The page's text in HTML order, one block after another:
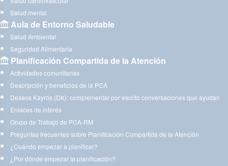
Salud mental
Aula de Entorno Saludable
Salud Ambiental
Seguridad Alimentaria
Planificación Compartida de la Atención
Actividades comunitarias
Descripción y beneficios de la PCA
Deseos Kayrós (DK): complementar por escrito conversaciones que ayudan
Enlaces de interés
Grupo de Trabajo de PCA-RM
Preguntas frecuentes sobre Planificación Compartida de la Atención
¿Cuándo empezar a planificar?
¿Por dónde empezar la planificación?